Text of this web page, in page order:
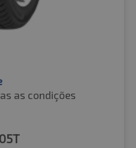
as condições